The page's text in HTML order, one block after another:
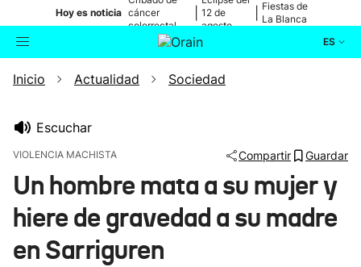
Hoy es noticia cáncer
colorrectal
12 de
agosto
Fiestas de
La Blanca
ES
Buscador Actualidad
Ikusmiran
Eguraldia
Inicio Actualidad Sociedad
Escuchar
VIOLENCIA MACHISTA Compartir Guardar
Un hombre mata a su mujer y
hiere de gravedad a su madre
en Sarriguren